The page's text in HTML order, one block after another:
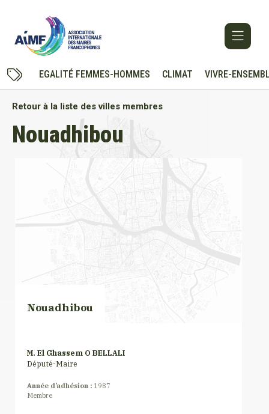
EGALITÉ FEMMES-HOMMES CLIMAT VIVRE-
Retour à la liste des villes membres
Nouadhibou
Nouadhibou
M. El Ghassem O BELLALI
Député-Maire
Année d’adhésion : 1987
Membre